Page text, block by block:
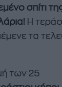
σπίτι
Η
τα
των 25
BY KORI
ΚΑΡΑΒΟΚΥΡΗ
πως θα